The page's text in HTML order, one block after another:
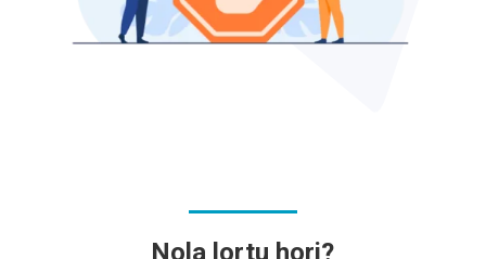
Nola lortu hori?